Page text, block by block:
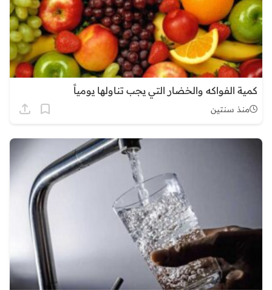
كمية الفواكه والخضار التي يجب تناولها يومياً
منذ سنتين